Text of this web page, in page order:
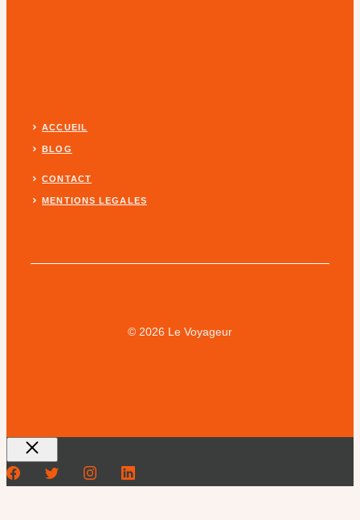
ACCUEIL
BLOG
CONTACT
MENTIONS LEGALES
© 2026 Le Voyageur
Fermer